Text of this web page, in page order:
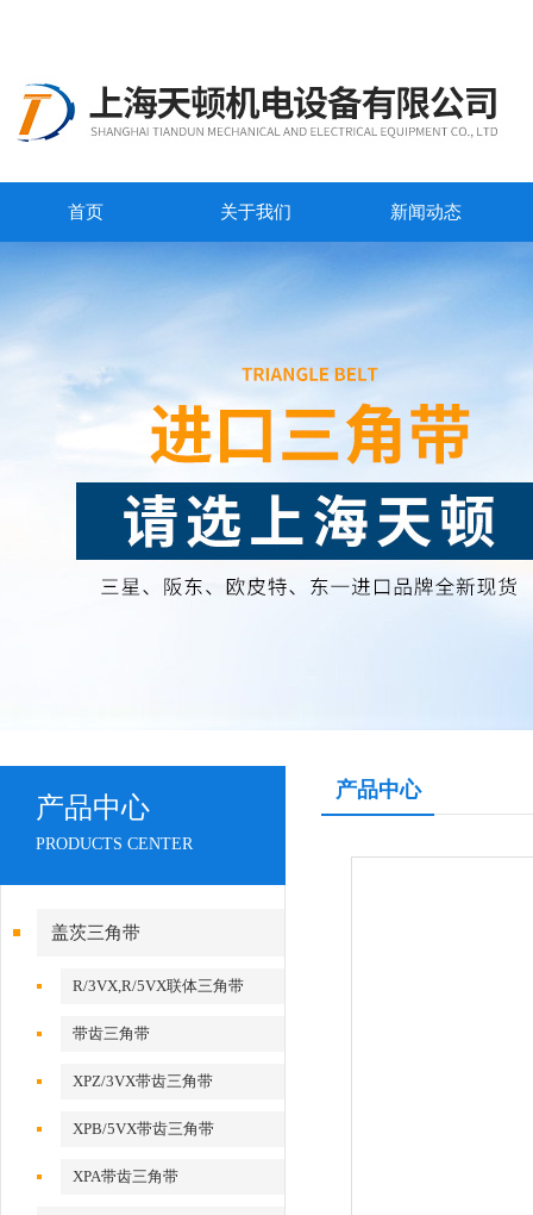
首页 关于我们 新闻动态
产品中心
PRODUCTS CENTER
盖茨三角带
R/3VX,R/5VX联体三角带
带齿三角带
XPZ/3VX带齿三角带
XPB/5VX带齿三角带
XPA带齿三角带
产品中心